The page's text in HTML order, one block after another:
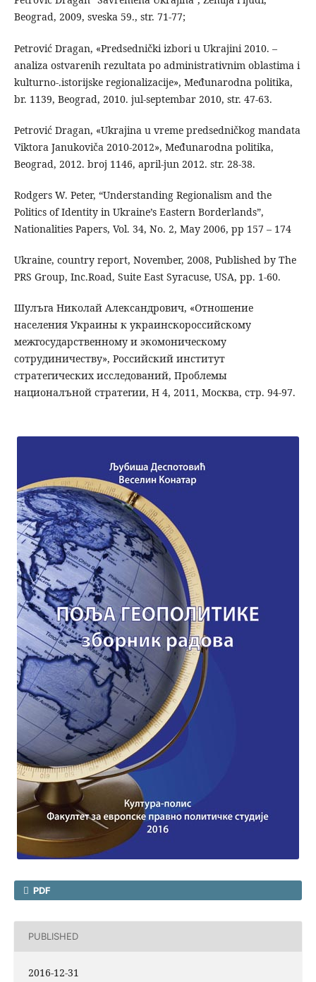
Beograd, 2009, sveska 59., str. 71-77;
Petrović Dragan, «Predsednički izbori u Ukrajini 2010. –
analiza ostvarenih rezultata po administrativnim oblastima i
kulturno-.istorijske regionalizacije», Međunarodna politika,
br. 1139, Beograd, 2010. jul-septembar 2010, str. 47-63.
Petrović Dragan, «Ukrajina u vreme predsedničkog mandata
Viktora Janukoviča 2010-2012», Međunarodna politika,
Beograd, 2012. broj 1146, april-jun 2012. str. 28-38.
Rodgers W. Peter, “Understanding Regionalism and the
Politics of Identity in Ukraine’s Eastern Borderlands”,
Nationalities Papers, Vol. 34, No. 2, May 2006, pp 157 – 174
Ukraine, country report, November, 2008, Published by The
PRS Group, Inc.Road, Suite East Syracuse, USA, pp. 1-60.
Шулъга Николай Александрович, «Отношение
населения Украины к украинскороссийскому
межгосударственному и экомоническому
сотрудиничеству», Российский институт
стратегических исследований, Проблемы
националъной стратегии, Н 4, 2011, Москва, стр. 94-97.
PDF
PUBLISHED
2016-12-31